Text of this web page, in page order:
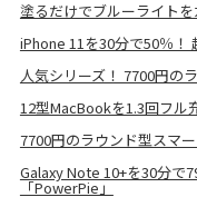
塗るだけでブルーライト
iPhone 11を30分で50％！
人気シリーズ！ 7700円の
12型MacBookを1.3回フル
7700円のラウンド型スマ
Galaxy Note 10+を30分で
「PowerPie」